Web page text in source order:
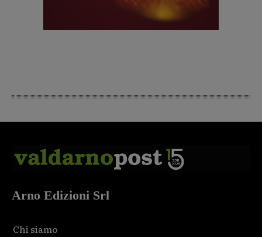
Arno Edizioni Srl
Chi siamo